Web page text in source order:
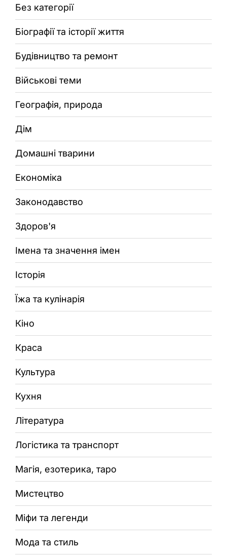
Без категорії
Біографії та історії життя
Будівництво та ремонт
Військові теми
Географія, природа
Дім
Домашні тварини
Економіка
Законодавство
Здоров'я
Імена та значення імен
Історія
Їжа та кулінарія
Кіно
Краса
Культура
Кухня
Література
Логістика та транспорт
Магія, езотерика, таро
Мистецтво
Міфи та легенди
Мода та стиль